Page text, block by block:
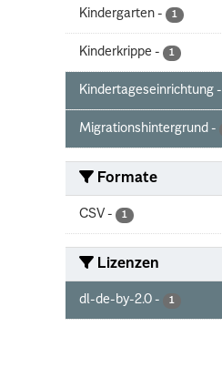
Kindergarten - 1
Kinderkrippe - 1
Kindertageseinrichtung -
Migrationshintergrund -
Formate
CSV - 1
Lizenzen
dl-de-by-2.0 - 1